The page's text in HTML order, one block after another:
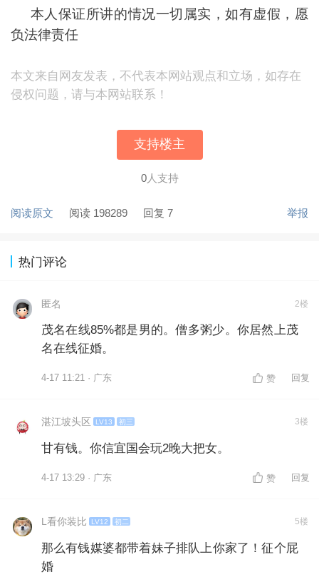
本人保证所讲的情况一切属实，如有虚假，愿
负法律责任
本文来自网友发表，不代表本网站观点和立场，如存在
侵权问题，请与本网站联系！
支持楼主
0人支持
阅读原文 阅读 198289 回复 7 举报
热门评论
匿名 2楼
茂名在线85%都是男的。僧多粥少。你居然上茂
名在线征婚。
4-17 11:21 · 广东 赞 回复
湛江坡头区 LV13 初三 3楼
甘有钱。你信宜国会玩2晚大把女。
4-17 13:29 · 广东 赞 回复
L看你装比 LV12 初二 5楼
那么有钱媒婆都带着妹子排队上你家了！征个屁
婚